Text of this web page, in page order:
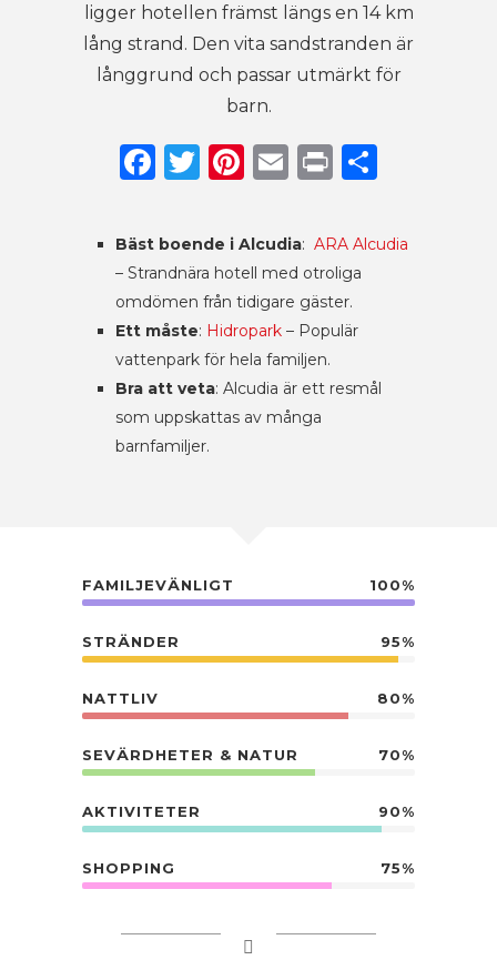
ligger hotellen främst längs en 14 km
lång strand. Den vita sandstranden är
långgrund och passar utmärkt för
barn.
Facebook
Twitter
Pinterest
Email
Print
Bäst boende i Alcudia: ARA Alcudia
– Strandnära hotell med otroliga
omdömen från tidigare gäster.
Ett måste: Hidropark – Populär
vattenpark för hela familjen.
Bra att veta: Alcudia är ett resmål
som uppskattas av många
barnfamiljer.
FAMILJEVÄNLIGT 100%
STRÄNDER 95%
NATTLIV 80%
SEVÄRDHETER & NATUR 70%
AKTIVITETER 90%
SHOPPING 75%